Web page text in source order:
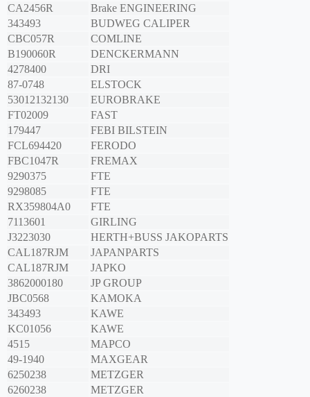
CA2456R
Brake ENGINEERING
343493
BUDWEG CALIPER
CBC057R
COMLINE
B190060R
DENCKERMANN
4278400
DRI
87-0748
ELSTOCK
53012132130
EUROBRAKE
FT02009
FAST
179447
FEBI BILSTEIN
FCL694420
FERODO
FBC1047R
FREMAX
9290375
FTE
9298085
FTE
RX359804A0
FTE
7113601
GIRLING
J3223030
HERTH+BUSS JAKOPARTS
CAL187RJM
JAPANPARTS
CAL187RJM
JAPKO
3862000180
JP GROUP
JBC0568
KAMOKA
343493
KAWE
KC01056
KAWE
4515
MAPCO
49-1940
MAXGEAR
6250238
METZGER
6260238
METZGER